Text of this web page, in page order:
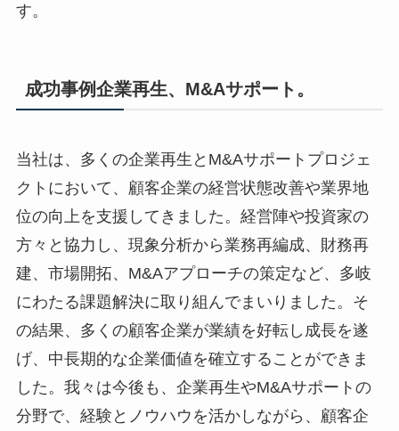
す。
成功事例企業再生、M&Aサポート。
当社は、多くの企業再生とM&Aサポートプロジェ
クトにおいて、顧客企業の経営状態改善や業界地
位の向上を支援してきました。経営陣や投資家の
方々と協力し、現象分析から業務再編成、財務再
建、市場開拓、M&Aアプローチの策定など、多岐
にわたる課題解決に取り組んでまいりました。そ
の結果、多くの顧客企業が業績を好転し成長を遂
げ、中長期的な企業価値を確立することができま
した。我々は今後も、企業再生やM&Aサポートの
分野で、経験とノウハウを活かしながら、顧客企